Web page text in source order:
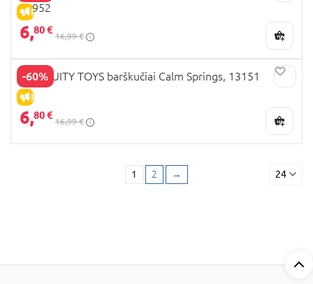
IŠPARDAVIMAS
12952
6,80 €
16,99 €
-60%
IŠPARDAVIMAS
INGENUITY TOYS barškučiai Calm Springs, 13151
6,80 €
16,99 €
1 2 → 24